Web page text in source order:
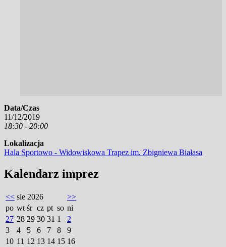
Data/Czas
11/12/2019
18:30 - 20:00
Lokalizacja
Hala Sportowo - Widowiskowa Trapez im. Zbigniewa Białasa
Kalendarz imprez
<< sie 2026
>>
po wt śr cz pt so ni
27 28 29 30 31 1
2
3
4 5 6 7 8
9
10 11 12 13 14 15 16